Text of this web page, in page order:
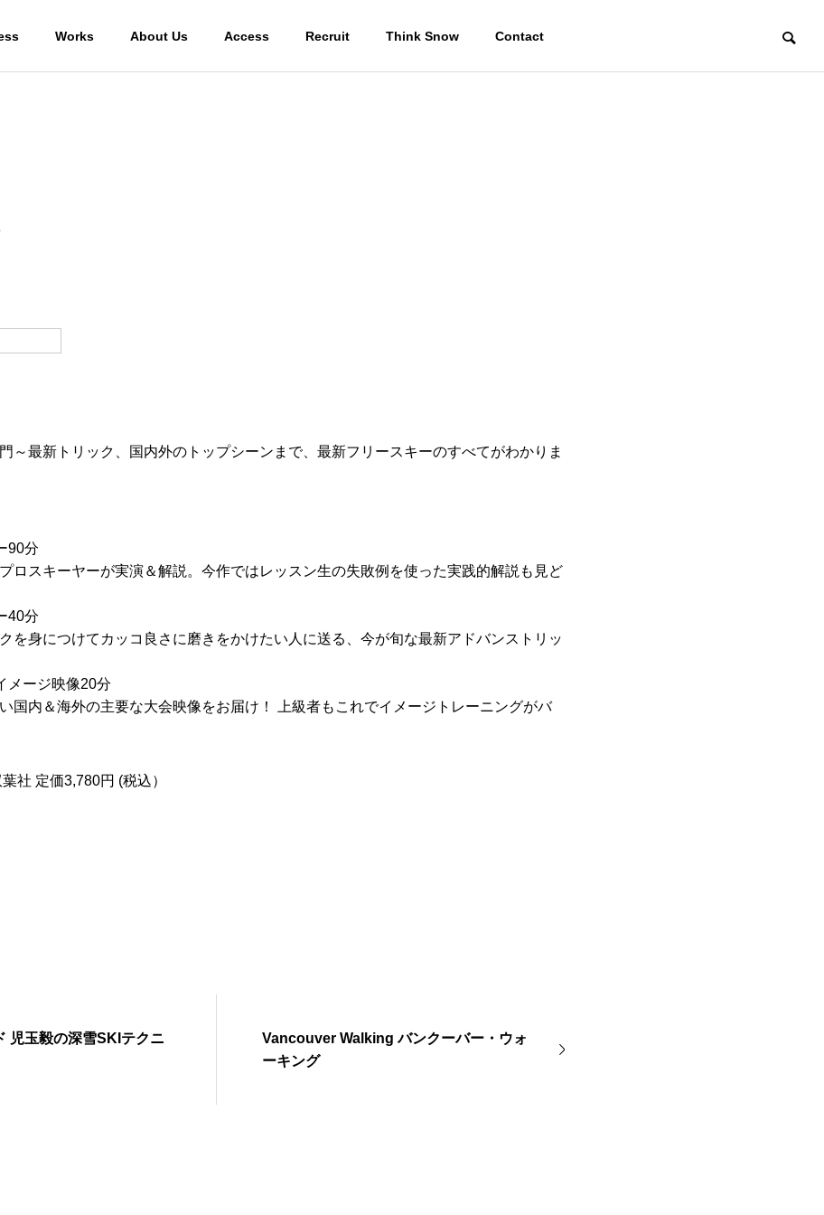
Works About Us Access Recruit Think Snow Contact
～最新トリック、国内外のトップシーンまで、最新フリースキーのすべてがわかりま
90分
ロスキーヤーが実演＆解説。今作ではレッスン生の失敗例を使った実践的解説も見ど
40分
を身につけてカッコ良さに磨きをかけたい人に送る、今が旬な最新アドバンストリッ
メージ映像20分
国内＆海外の主要な大会映像をお届け！ 上級者もこれでイメージトレーニングがバ
社 定価3,780円 (税込）
児玉毅の深雪SKIテクニ
Vancouver Walking バンクーバー・ウォ
ーキング